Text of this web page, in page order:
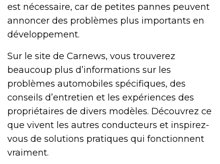
est nécessaire, car de petites pannes peuvent
annoncer des problèmes plus importants en
développement.
Sur le site de Carnews, vous trouverez
beaucoup plus d’informations sur les
problèmes automobiles spécifiques, des
conseils d’entretien et les expériences des
propriétaires de divers modèles. Découvrez ce
que vivent les autres conducteurs et inspirez-
vous de solutions pratiques qui fonctionnent
vraiment.